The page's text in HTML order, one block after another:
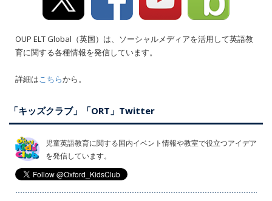
OUP ELT Global（英国）は、ソーシャルメディアを活用して英語教
育に関する各種情報を発信しています。
詳細はこちらから。
「キッズクラブ」「ORT」Twitter
児童英語教育に関する国内イベント情報や教室で役立つアイデア
を発信しています。